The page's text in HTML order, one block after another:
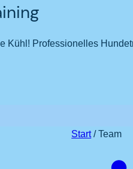
Kühl! Professionelles
Start/ Team